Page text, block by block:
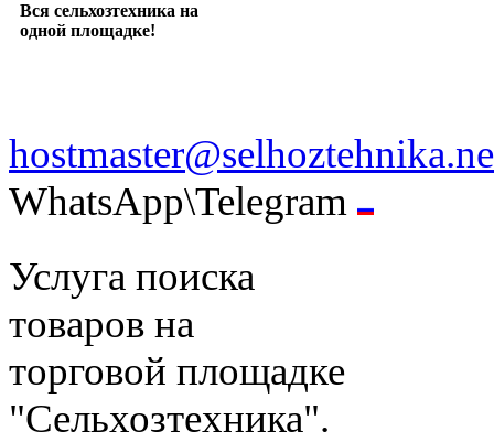
Вся сельхозтехника на
одной площадке!
WhatsApp\Telegram
Услуга поиска
товаров на
торговой площадке
"Сельхозтехника".